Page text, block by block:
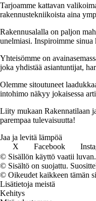
Tarjoamme kattavan
rakennustekniikoista aina
Rakennusalalla on paljon
unelmiasi. Inspiroimme sinua
Yhteisömme on
joka yhdistää asiantuntijat,
Olemme sitoutuneet
intohimo näkyy jokaisessa
Liity mukaan Rakennatilaan
parempaa tulevaisuutta!
Jaa ja levitä lämpöä
X
Facebook
© Sisällön käyttö vaatii luvan.
© Sisältö on suojattu.
© Oikeudet kaikkeen tämän
Lisätietoja meistä
Kehitys